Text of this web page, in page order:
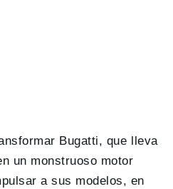
Bugatti, que lleva
un monstruoso motor
a sus modelos, en